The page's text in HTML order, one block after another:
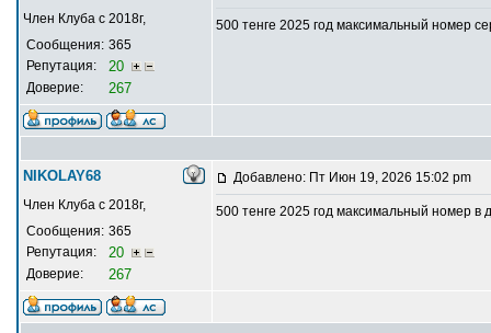
Член Клуба с 2018г,
Сообщения: 365
Репутация:
20
Доверие: 267
500 тенге 2025 год максимальный номер
NIKOLAY68
Член Клуба с 2018г,
Сообщения: 365
Репутация:
20
Доверие: 267
Добавлено: Пт Июн 19, 2026 15:02 pm
500 тенге 2025 год максимальный номер